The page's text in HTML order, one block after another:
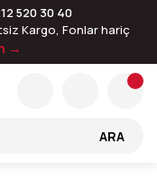
520 30 40
Kargo, Fonlar hariç
→
ARA